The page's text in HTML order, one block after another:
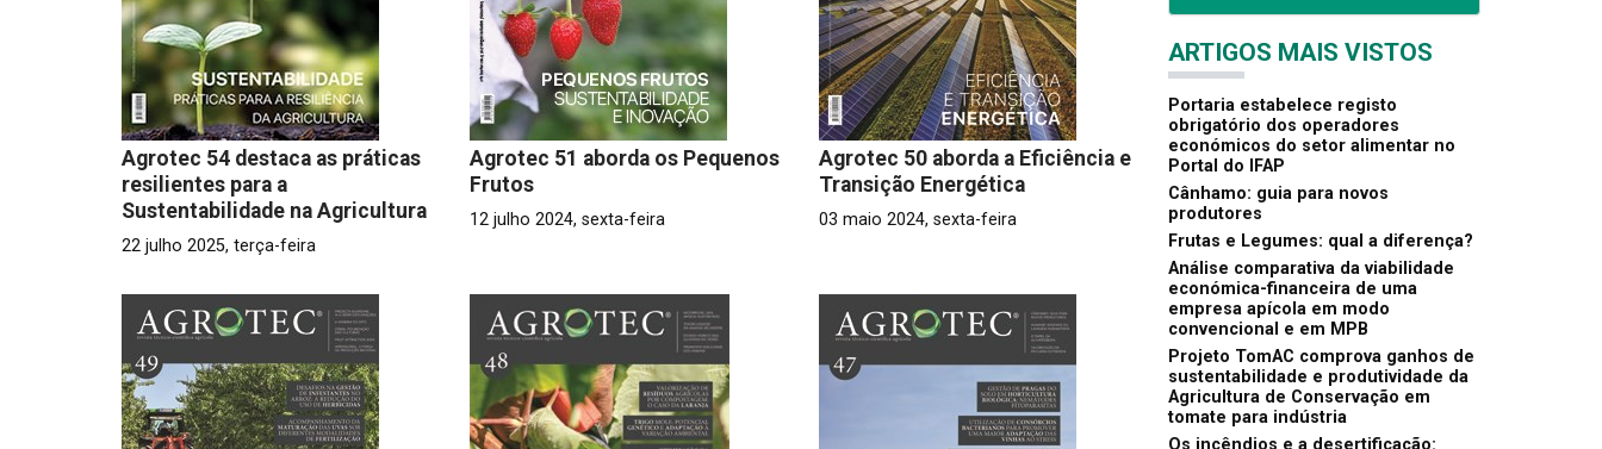
Agrotec 54 destaca as práticas
resilientes para a
Sustentabilidade na Agricultura
22 julho 2025, terça-feira
Agrotec 51 aborda os Pequenos
Frutos
12 julho 2024, sexta-feira
Agrotec 50 aborda a Eficiência e
Transição Energética
03 maio 2024, sexta-feira
ARTIGOS MAIS VISTOS
Portaria estabelece registo
obrigatório dos operadores
económicos do setor alimentar no
Portal do IFAP
Cânhamo: guia para novos
produtores
Frutas e Legumes: qual a diferença?
Análise comparativa da viabilidade
económica-financeira de uma
empresa apícola em modo
convencional e em MPB
Projeto TomAC comprova ganhos de
sustentabilidade e produtividade da
Agricultura de Conservação em
tomate para indústria